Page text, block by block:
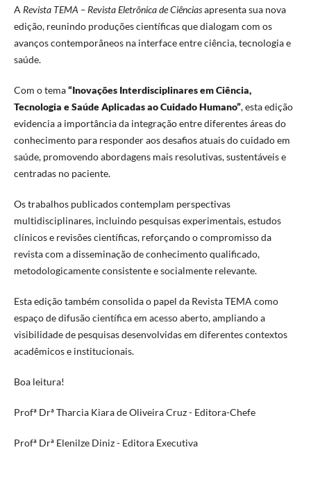
A Revista TEMA – Revista Eletrônica de Ciênciasapresenta sua nova
edição, reunindo produções científicas que dialogam com os
avanços contemporâneos na interface entre ciência, tecnologia e
saúde.
Com o tema“Inovações Interdisciplinares em Ciência,
Tecnologia e Saúde Aplicadas ao Cuidado Humano”, esta edição
evidencia a importância da integração entre diferentes áreas do
conhecimento para responder aos desafios atuais do cuidado em
saúde, promovendo abordagens mais resolutivas, sustentáveis e
centradas no paciente.
Os trabalhos publicados contemplam perspectivas
multidisciplinares, incluindo pesquisas experimentais, estudos
clínicos e revisões científicas, reforçando o compromisso da
revista com a disseminação de conhecimento qualificado,
metodologicamente consistente e socialmente relevante.
Esta edição também consolida o papel da Revista TEMA como
espaço de difusão científica em acesso aberto, ampliando a
visibilidade de pesquisas desenvolvidas em diferentes contextos
acadêmicos e institucionais.
Boa leitura!
Profª Drª Tharcia Kiara de Oliveira Cruz - Editora-Chefe
Profª Drª Elenilze Diniz - Editora Executiva